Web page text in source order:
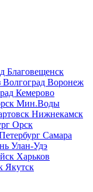
Благовещенск
Волгоград Воронеж
Кемерово
Мин.Воды
Нижнекамск
Орск
Самара
Улан-Удэ
Харьков
Якутск